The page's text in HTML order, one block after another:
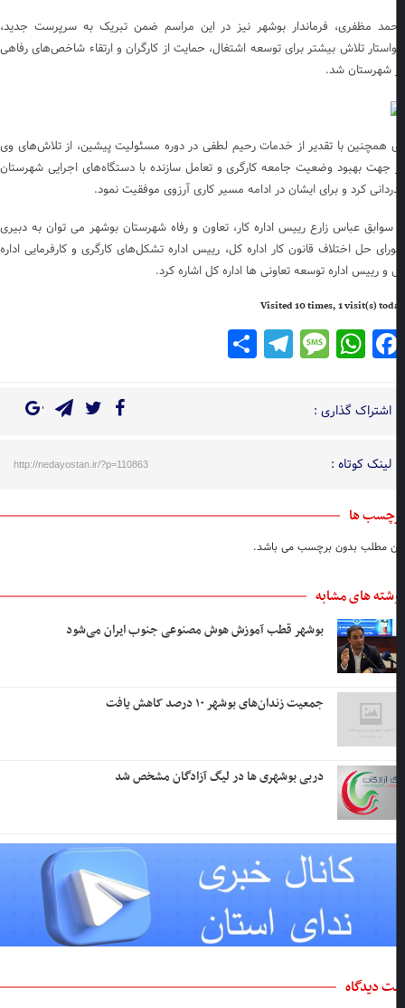
مظفری، فرماندار بوشهر نیز در این مراسم ضمن تبریک به سرپرست جدید،
تلاش بیشتر برای توسعه اشتغال، حمایت از کارگران و ارتقاء شاخص‌های رفاهی
شهرستان شد.
همچنین با تقدیر از خدمات رحیم لطفی در دوره مسئولیت پیشین، از تلاش‌های وی
جهت بهبود وضعیت جامعه کارگری و تعامل سازنده با دستگاه‌های اجرایی شهرستان
کرد و برای ایشان در ادامه مسیر کاری آرزوی موفقیت نمود.
سوابق عباس زارع رییس اداره کار، تعاون و رفاه شهرستان بوشهر می توان به دبیری
حل اختلاف قانون کار اداره کل، رییس اداره تشکل‌های کارگری و کارفرمایی اداره
و رییس اداره توسعه تعاونی ها اداره کل اشاره کرد.
Visited 10 times, 1 visit(s)
Facebook
WhatsApp
Message
Telegram
Share
اشتراک گذاری :
لینک کوتاه : http://nedayostan.ir/?p=110863
ها
مطلب بدون برچسب می باشد.
های مشابه
بوشهر قطب آموزش هوش مصنوعی جنوب ایران می‌شود
جمعیت زندان‌های بوشهر ۱۰ درصد کاهش یافت
دربی بوشهری ها در لیگ آزادگان مشخص شد
دیدگاه